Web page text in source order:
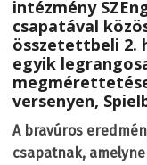
intézmény
csapatával
összetettbeli 2.
egyik
versenyen,
A bravúros
csapatnak,